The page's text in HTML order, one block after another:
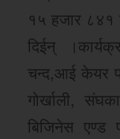
१५ हजार ८४१
दिईन्
चन्द,आई केयर
गोर्खाली,
बिजिनेस एण्ड